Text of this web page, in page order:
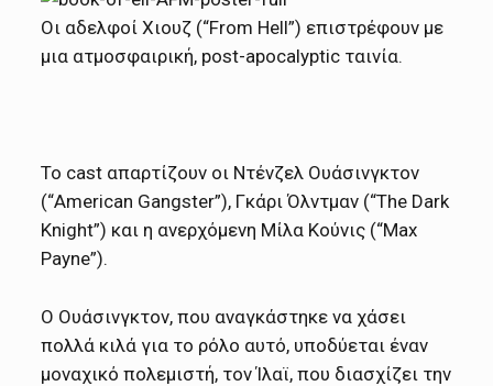
Οι αδελφοί Χιουζ (“From Hell”) επιστρέφουν με
μια ατμοσφαιρική, post-apocalyptic ταινία.
Το cast απαρτίζουν οι Ντένζελ Ουάσινγκτον
(“American Gangster”), Γκάρι Όλντμαν (“The Dark
Knight”) και η ανερχόμενη Μίλα Κούνις (“Max
Payne”).
Ο Ουάσινγκτον, που αναγκάστηκε να χάσει
πολλά κιλά για το ρόλο αυτό, υποδύεται έναν
μοναχικό πολεμιστή, τον Ίλαϊ, που διασχίζει την